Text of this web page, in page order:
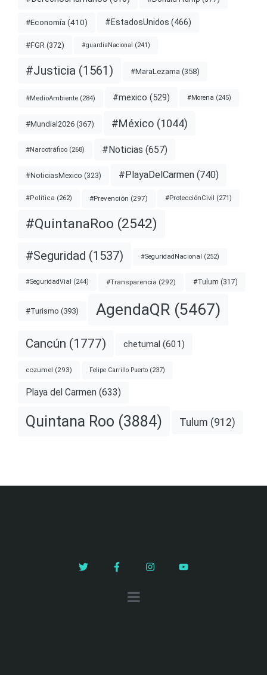
#Economía (410) #EstadosUnidos (466)
#FGR (372) #guardiaNacional (241)
#Justicia (1561) #MaraLezama (358)
#MedioAmbiente (284) #mexico (529) #Morena (245)
#Mundial2026 (367) #México (1044)
#Narcotráfico (268) #Noticias (657)
#NoticiasMexico (323) #PlayaDelCarmen (740)
#Política (262) #Prevención (297) #ProtecciónCivil (271)
#QuintanaRoo (2542)
#Seguridad (1537) #SeguridadNacional (252)
#SeguridadVial (244) #Transparencia (292) #Tulum (317)
#Turismo (393) AgendaQR (5467)
Cancún (1777) chetumal (601)
cozumel (293) Felipe Carrillo Puerto (237)
Playa del Carmen (633)
Quintana Roo (3884) Tulum (912)